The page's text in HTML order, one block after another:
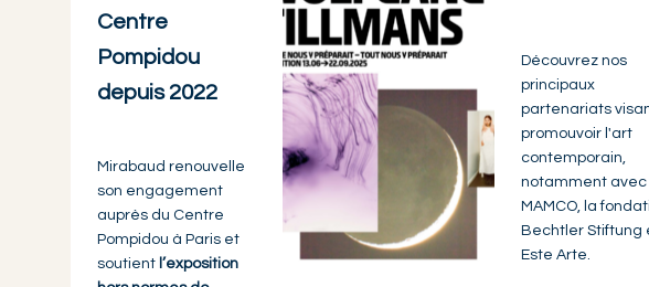
Centre
Pompidou
depuis 2022
Mirabaud renouvelle
son engagement
auprès du Centre
Pompidou à Paris et
soutient l’exposition
Découvrez nos
principaux
partenariats
promouvoir l'art
contemporain,
notamment avec
MAMCO, la
Bechtler Stiftung
Este Arte.